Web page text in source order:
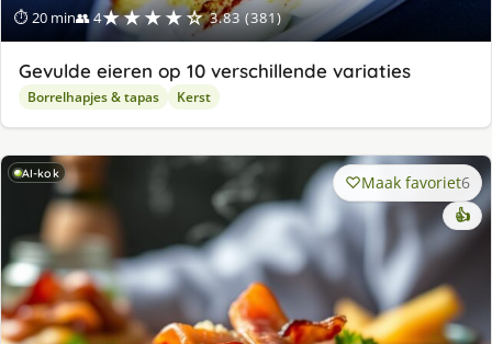
⏱ 20 min👥 4★★★★☆ 3.83 (381)
Gevulde eieren op 10 verschillende variaties
Borrelhapjes & tapas Kerst
AI-kok Maak favoriet6
👍